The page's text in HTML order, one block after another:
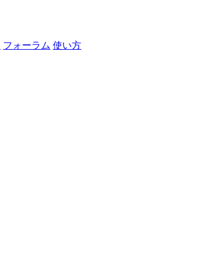
フォーラム 使い方